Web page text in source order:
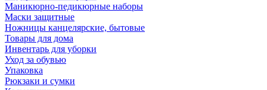
Маникюрно-педикюрные наборы
Маски защитные
Ножницы канцелярские, бытовые
Товары для дома
Инвентарь для уборки
Уход за обувью
Упаковка
Рюкзаки и сумки